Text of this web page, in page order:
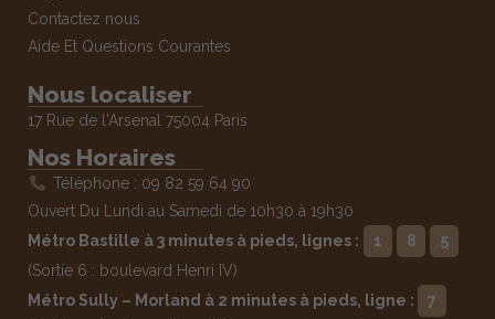
Contactez nous
Aide Et Questions Courantes
Nous localiser
17 Rue de l'Arsenal 75004 Paris
Nos Horaires
Téléphone : 09 82 59 64 90
Ouvert Du Lundi au Samedi de 10h30 à 19h30
Métro Bastille à 3 minutes à pieds, lignes :
1 8
5
(Sortie 6 : boulevard Henri IV)
Métro Sully – Morland à 2 minutes à pieds, ligne :
7